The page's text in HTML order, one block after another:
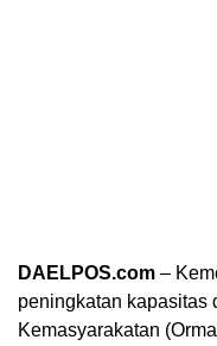
DAELPOS.com –
peningkatan kapasitas
Kemasyarakatan